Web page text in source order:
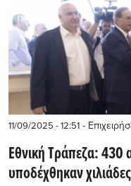
11/09/2025 - 12:51 -
Εθνική Τράπεζα: 430
υποδέχθηκαν